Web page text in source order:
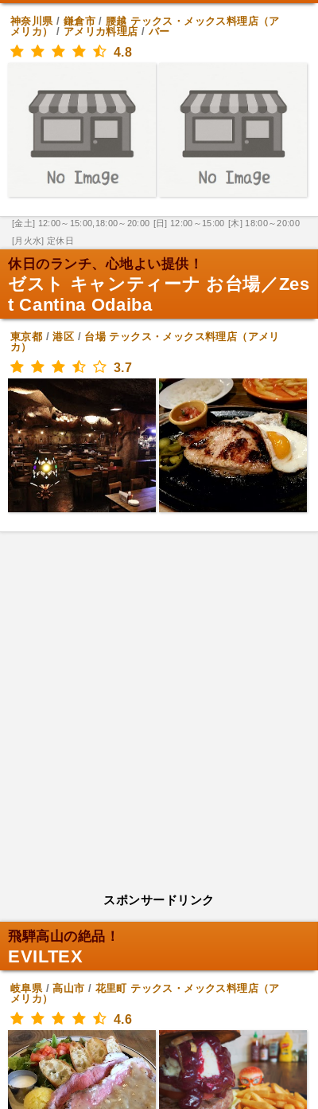
神奈川県/ 鎌倉市/腰越 テックス・メックス料理店（ア
メリカ）
/ アメリカ料理店 / バー
4.8
[金土] 12:00～15:00,18:00～20:00 [日] 12:00～15:00 [木] 18:00～20:00
[月火水] 定休日
休日のランチ、心地よい提供！
ゼスト キャンティーナ お台場／Zes
t Cantina Odaiba
東京都 /港区 / 台場 テックス・メックス料理店（アメリ
カ）
3.7
スポンサードリンク
飛騨高山の絶品！
EVILTEX
岐阜県/高山市 / 花里町 テックス・メックス料理店（ア
メリカ）
4.6